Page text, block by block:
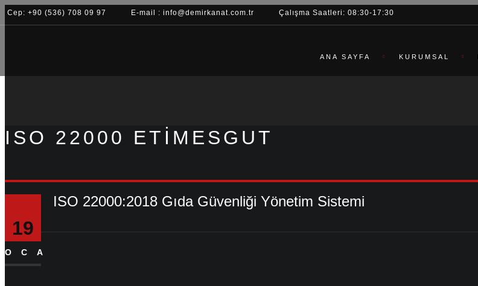
Cep: +90 (536) 708 09 97 E-mail : info@demirkanat.com.tr Çalışma Saatleri: 08:30-17:30
ANA SAYFA KURUMSAL
ISO 22000 ETIMESGUT
19
OCA
ISO 22000:2018 Gıda Güvenliği Yönetim Sistemi